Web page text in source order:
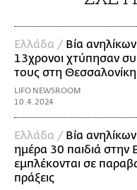
Ελλάδα / Βία
13χρονοι χτύπησαν
τους στη Θεσσαλονίκη
LIFO NEWSROOM
10.4.2024
Ελλάδα / Βία
ημέρα 30 παιδιά στην
εμπλέκονται σε
πράξεις